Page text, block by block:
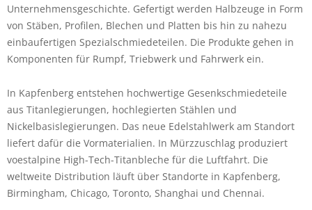
Unternehmensgeschichte. Gefertigt werden Halbzeuge in Form
von Stäben, Profilen, Blechen und Platten bis hin zu nahezu
einbaufertigen Spezialschmiedeteilen. Die Produkte gehen in
Komponenten für Rumpf, Triebwerk und Fahrwerk ein.
In Kapfenberg entstehen hochwertige Gesenkschmiedeteile
aus Titanlegierungen, hochlegierten Stählen und
Nickelbasislegierungen. Das neue Edelstahlwerk am Standort
liefert dafür die Vormaterialien. In Mürzzuschlag produziert
voestalpine High-Tech-Titanbleche für die Luftfahrt. Die
weltweite Distribution läuft über Standorte in Kapfenberg,
Birmingham, Chicago, Toronto, Shanghai und Chennai.